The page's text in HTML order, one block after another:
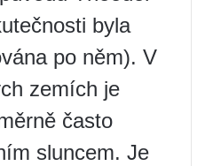
byla
po něm). V
zemích je
často
sluncem. Je